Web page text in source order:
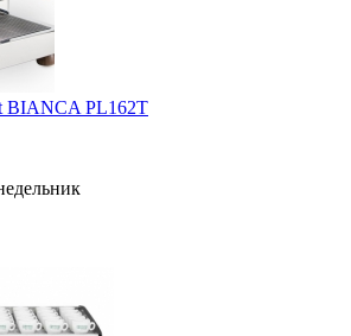
BIANCA PL162T